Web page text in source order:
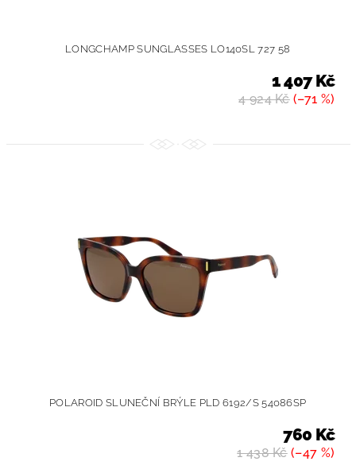
LONGCHAMP SUNGLASSES LO140SL 727 58
4 924 Kč(–71 %)
1 407 Kč
POLAROID SLUNEČNÍ BRÝLE PLD 6192/S 54086SP
1 438 Kč(–47 %)
760 Kč